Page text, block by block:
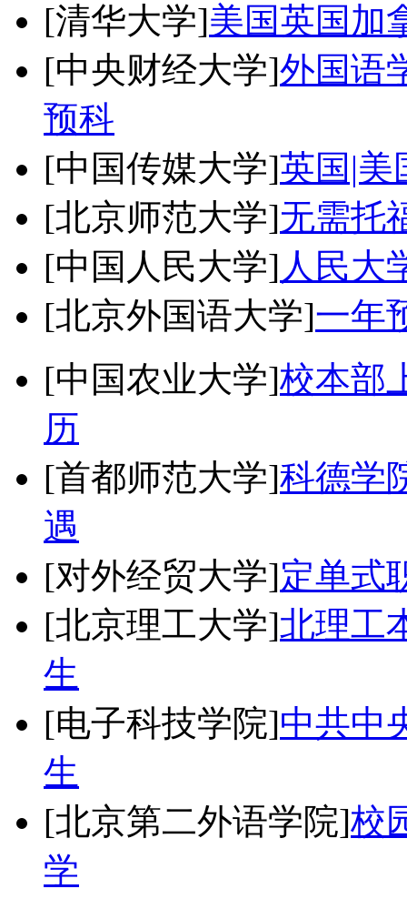
[清华大学]美国英国加
[中央财经大学]外国语
预科
[中国传媒大学]英国|美
[北京师范大学]无需托
[中国人民大学] 人民大
[北京外国语大学]一年
[中国农业大学]校本部
历
[首都师范大学]科德学
遇
[对外经贸大学]定单式
[北京理工大学]北理工
生
[电子科技学院]中共中
生
[北京第二外语学院]校
学